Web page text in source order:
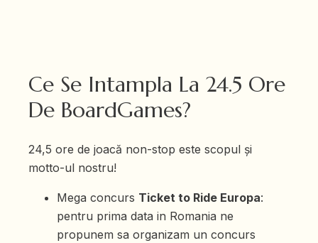
Ce Se Intampla La 24.5 Ore
De BoardGames?
24,5 ore de joacă non-stop este scopul și
motto-ul nostru!
Mega concurs Ticket to Ride Europa:
pentru prima data in Romania ne
propunem sa organizam un concurs